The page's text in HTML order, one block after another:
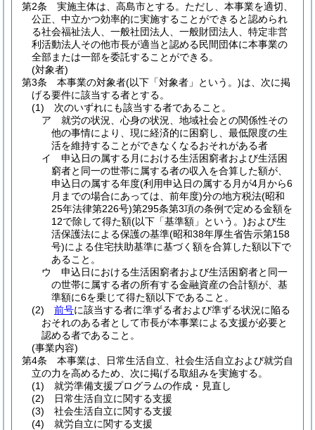
第2条
実施主体は、高島市とする。 ただし、本事業を適切、
公正、中立かつ効率的に実施することができると認められ
る社会福祉法人、一般社団法人、一般財団法人、特定非営
利活動法人その他市長が適当と認める民間団体に本事業の
全部または一部を委託することができる。
(対象者)
第3条
本事業の対象者(以下「対象者」という。)は、次に掲
げる要件に該当する者とする。
(1)
次のいずれにも該当する者であること。
ア
就労の状況、心身の状況、地域社会との関係性その
他の事情により、現に経済的に困窮し、最低限度の生
活を維持することができなくなるおそれがある者
イ
申込日の属する月における生活困窮者および生活困
窮者と同一の世帯に属する者の収入を合算した額が、
申込日の属する年度(利用申込日の属する月が4月から6
月までの場合にあっては、前年度)分の地方税法(昭和
25年法律第226号)第295条第3項の条例で定める金額を
12で除して得た額(以下「基準額」という。)および生
活保護法による保護の基準(昭和38年厚生省告示第158
号)による住宅扶助基準に基づく額を合算した額以下で
あること。
ウ
申込日における生活困窮者および生活困窮者と同一
の世帯に属する者の所有する金融資産の合計額が、基
準額に6を乗じて得た額以下であること。
(2)
前号に該当する者に準ずる者および準ずる状況に陥る
おそれのある者として市長が本事業による支援が必要と
認める者であること。
(事業内容)
第4条
本事業は、日常生活自立、社会生活自立および就労自
立の力を高めるため、次に掲げる取組みを実施する。
(1)
就労準備支援プログラムの作成・見直し
(2)
日常生活自立に関する支援
(3)
社会生活自立に関する支援
(4)
就労自立に関する支援